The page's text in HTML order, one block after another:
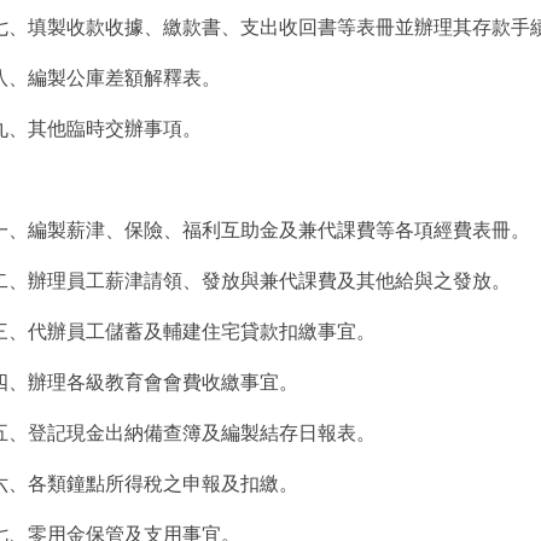
、填製收款收據、繳款書、支出收回書等表冊並辦理其存款手
、編製公庫差額解釋表。
、其他臨時交辦事項。
、編製薪津、保險、福利互助金及兼代課費等各項經費表冊。
、辦理員工薪津請領、發放與兼代課費及其他給與之發放。
、代辦員工儲蓄及輔建住宅貸款扣繳事宜。
、辦理各級教育會會費收繳事宜。
、登記現金出納備查簿及編製結存日報表。
、各類鐘點所得稅之申報及扣繳。
、零用金保管及支用事宜。